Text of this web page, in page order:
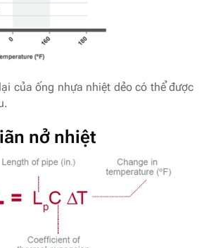
của ống nhựa nhiệt dẻo có thể được
nở nhiệt